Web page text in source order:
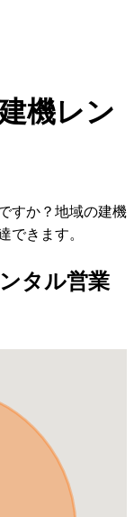
機レン
すか？地域の建機
きます。
タル営業